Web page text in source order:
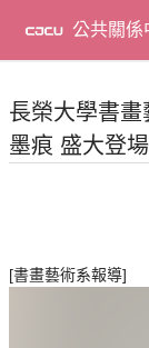
主
容
公共關係
長榮大學書
墨痕 盛大登場
[書畫藝術系報導]